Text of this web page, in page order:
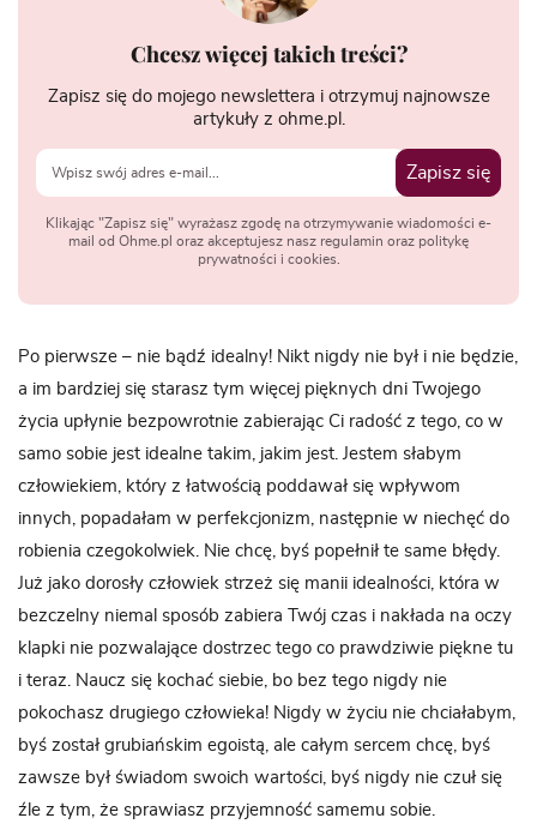
Chcesz więcej takich treści?
Zapisz się do mojego newslettera i otrzymuj najnowsze
artykuły z ohme.pl.
Zapisz się
Klikając "Zapisz się" wyrażasz zgodę na otrzymywanie wiadomości e-
mail od Ohme.pl oraz akceptujesz nasz regulamin oraz politykę
prywatności i cookies.
Po pierwsze – nie bądź idealny! Nikt nigdy nie był i nie będzie,
a im bardziej się starasz tym więcej pięknych dni Twojego
życia upłynie bezpowrotnie zabierając Ci radość z tego, co w
samo sobie jest idealne takim, jakim jest. Jestem słabym
człowiekiem, który z łatwością poddawał się wpływom
innych, popadałam w perfekcjonizm, następnie w niechęć do
robienia czegokolwiek. Nie chcę, byś popełnił te same błędy.
Już jako dorosły człowiek strzeż się manii idealności, która w
bezczelny niemal sposób zabiera Twój czas i nakłada na oczy
klapki nie pozwalające dostrzec tego co prawdziwie piękne tu
i teraz. Naucz się kochać siebie, bo bez tego nigdy nie
pokochasz drugiego człowieka! Nigdy w życiu nie chciałabym,
byś został grubiańskim egoistą, ale całym sercem chcę, byś
zawsze był świadom swoich wartości, byś nigdy nie czuł się
źle z tym, że sprawiasz przyjemność samemu sobie.